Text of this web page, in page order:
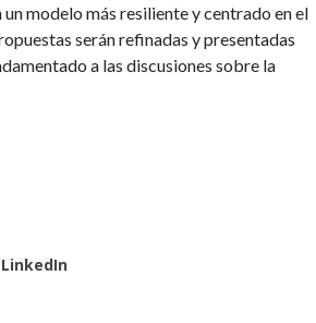
modelo más resiliente y centrado en el
serán refinadas y presentadas
a las discusiones sobre la
LinkedIn